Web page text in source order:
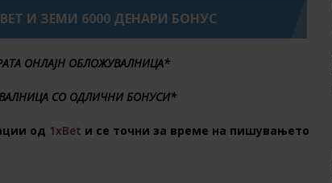
И ЗЕМИ 6000 ДЕНАРИ БОНУС
ОНЛАЈН ОБЛОЖУВАЛНИЦА*
СО ОДЛИЧНИ БОНУСИ*
од 1xBet и се точни за време на пишувањето